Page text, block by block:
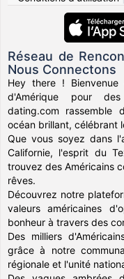
Réseau de
Nous Connectons
Hey there !
d'Amérique pour
dating.com rassemble
océan brillant, célébrant
Que vous soyez dans
Californie, l'esprit du
trouvez des Américains
rêves.
Découvrez notre
valeurs américaines
bonheur à travers des
Des milliers
grâce à notre
régionale et l'unité